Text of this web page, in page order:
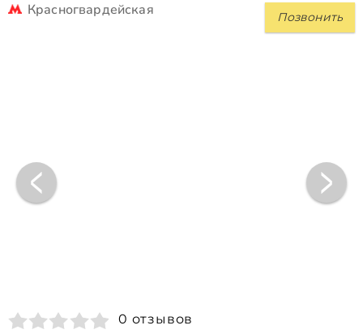
Позвонить
Красногвардейская
0 отзывов